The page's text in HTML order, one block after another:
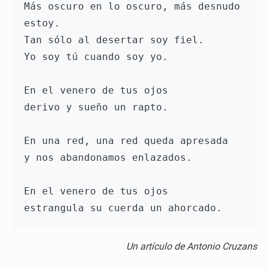
Más oscuro en lo oscuro, más desnudo
estoy.
Tan sólo al desertar soy fiel.
Yo soy tú cuando soy yo.
En el venero de tus ojos
derivo y sueño un rapto.
En una red, una red queda apresada
y nos abandonamos enlazados.
En el venero de tus ojos
Un artículo de Antonio Cruzans